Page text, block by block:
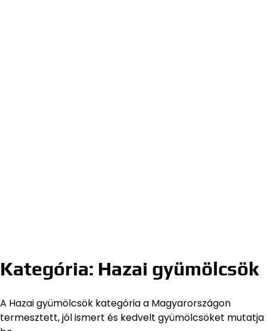
Kategória: Hazai gyümölcsök
A Hazai gyümölcsök kategória a Magyarországon
termesztett, jól ismert és kedvelt gyümölcsöket mutatja